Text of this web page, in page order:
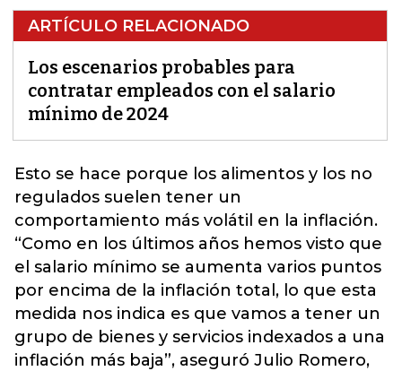
ARTÍCULO RELACIONADO
Los escenarios probables para
contratar empleados con el salario
mínimo de 2024
Esto se hace porque los alimentos y los no
regulados suelen tener un
comportamiento más volátil en la inflación.
“Como en los últimos años hemos visto que
el salario mínimo se aumenta varios puntos
por encima de la inflación total, lo que esta
medida nos indica es que vamos a tener un
grupo de bienes y servicios indexados a una
inflación más baja”, aseguró Julio Romero,